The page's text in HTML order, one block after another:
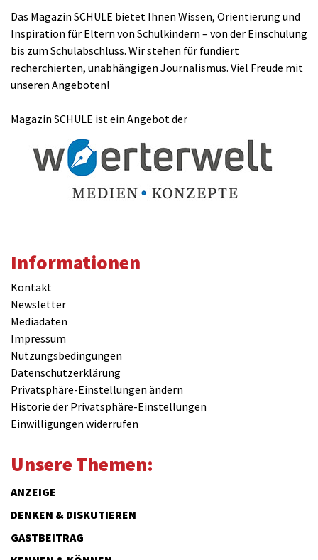
Das Magazin SCHULE bietet Ihnen Wissen, Orientierung und
Inspiration für Eltern von Schulkindern – von der Einschulung
bis zum Schulabschluss. Wir stehen für fundiert
recherchierten, unabhängigen Journalismus. Viel Freude mit
unseren Angeboten!
Magazin SCHULE ist ein Angebot der
Informationen
Kontakt
Newsletter
Mediadaten
Impressum
Nutzungsbedingungen
Datenschutzerklärung
Privatsphäre-Einstellungen ändern
Historie der Privatsphäre-Einstellungen
Einwilligungen widerrufen
Unsere Themen:
ANZEIGE
DENKEN & DISKUTIEREN
GASTBEITRAG